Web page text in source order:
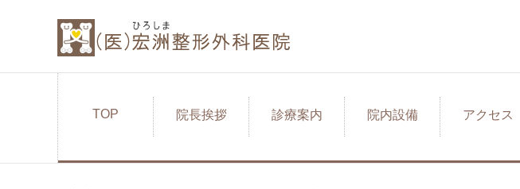
TOP 院長挨拶 診療案内 院内設備 アクセス